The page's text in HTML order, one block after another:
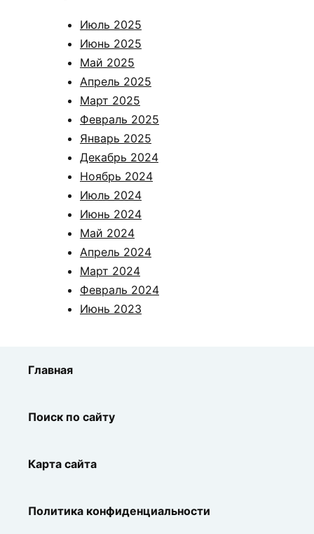
Июль 2025
Июнь 2025
Май 2025
Апрель 2025
Март 2025
Февраль 2025
Январь 2025
Декабрь 2024
Ноябрь 2024
Июль 2024
Июнь 2024
Май 2024
Апрель 2024
Март 2024
Февраль 2024
Июнь 2023
Главная
Поиск по сайту
Карта сайта
Политика конфиденциальности